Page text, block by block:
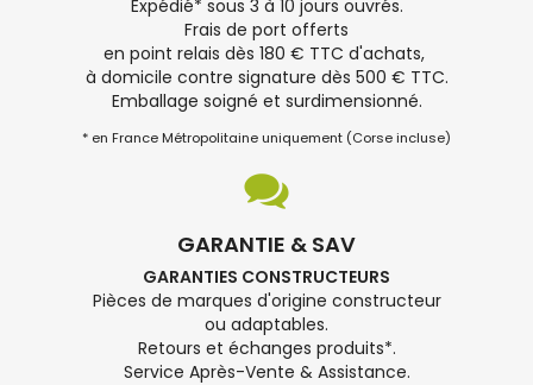
Expédié* sous 3 à 10 jours ouvrés.
Frais de port offerts
en point relais dès 180 € TTC d'achats,
à domicile contre signature dès 500 € TTC.
Emballage soigné et surdimensionné.
* en France Métropolitaine uniquement (Corse incluse)
GARANTIE & SAV
GARANTIES CONSTRUCTEURS
Pièces de marques d'origine constructeur
ou adaptables.
Retours et échanges produits*.
Service Après-Vente & Assistance.